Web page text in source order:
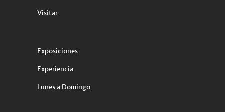
Visitar
Exposiciones
Experiencia
Lunes a Domingo